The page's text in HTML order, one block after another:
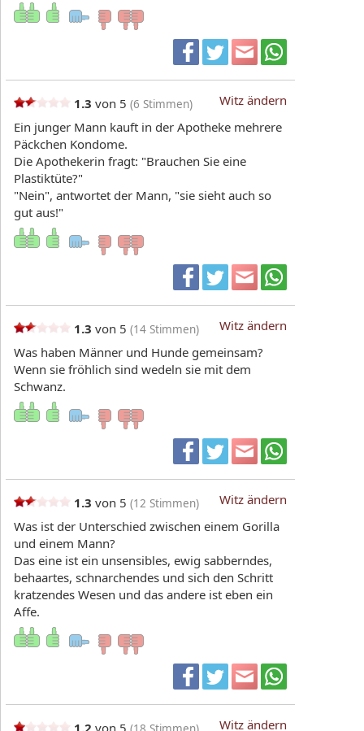
Witz ändern
1.3 von 5 (6 Stimmen)
Ein junger Mann kauft in der Apotheke mehrere
Päckchen Kondome.
Die Apothekerin fragt: "Brauchen Sie eine
Plastiktüte?"
"Nein", antwortet der Mann, "sie sieht auch so
gut aus!"
Witz ändern
1.3 von 5 (14 Stimmen)
Was haben Männer und Hunde gemeinsam?
Wenn sie fröhlich sind wedeln sie mit dem
Schwanz.
Witz ändern
1.3 von 5 (12 Stimmen)
Was ist der Unterschied zwischen einem Gorilla
und einem Mann?
Das eine ist ein unsensibles, ewig sabberndes,
behaartes, schnarchendes und sich den Schritt
kratzendes Wesen und das andere ist eben ein
Affe.
Witz ändern
1.2 von 5